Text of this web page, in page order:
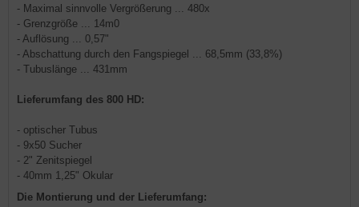
- Maximal sinnvolle Vergrößerung ... 480x
- Grenzgröße ... 14m0
- Auflösung ... 0,57"
- Abschattung durch den Fangspiegel ... 68,5mm (33,8%)
- Tubuslänge ... 431mm
Lieferumfang des 800 HD:
- optischer Tubus
- 9x50 Sucher
- 2" Zenitspiegel
- 40mm 1,25" Okular
Die Montierung und der Lieferumfang: